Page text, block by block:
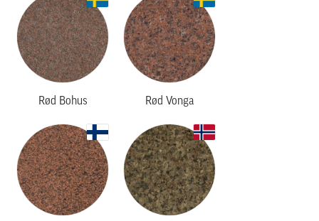
Rød Bohus Rød Vonga